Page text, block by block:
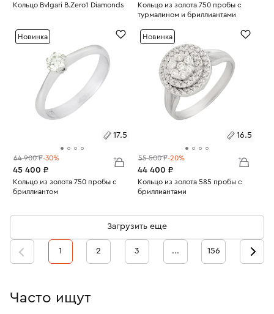
Размеры:
Кольцо Bvlgari B.Zero1 Diamonds Размеры:
Кольцо из золота 750 пробы с
турмалином и бриллиантами
Новинка
17.5
64 900 ₽-30%
45 400 ₽
Размеры:
Кольцо из золота 750 пробы с
бриллиантом
Новинка
16.5
55 500 ₽-20%
44 400 ₽
Размеры:
Кольцо из золота 585 пробы с
бриллиантами
Загрузить еще
1 2 3 ... 156
Часто ищут